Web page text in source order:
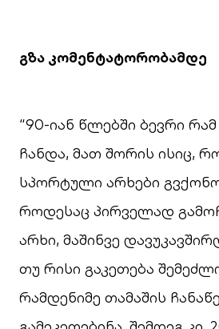
გზა კომენტატორობამდე
“90-იან წლებში ბევრი
ჩანდა, მათ შორის ისიც,
სპორტული არხები
როდესაც პირველად
არხი, მაშინვე
თუ რისი გაკეთება
რამდენიმე თამაშის